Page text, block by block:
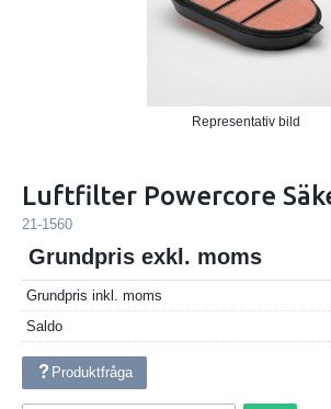
Representativ bild
Luftfilter Powercore
21-1560
Grundpris exkl. moms
Grundpris inkl. moms
Saldo
Produktfråga